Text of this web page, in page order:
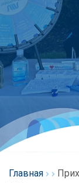
Главная